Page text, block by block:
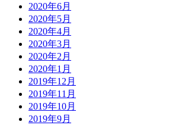
2020年6月
2020年5月
2020年4月
2020年3月
2020年2月
2020年1月
2019年12月
2019年11月
2019年10月
2019年9月